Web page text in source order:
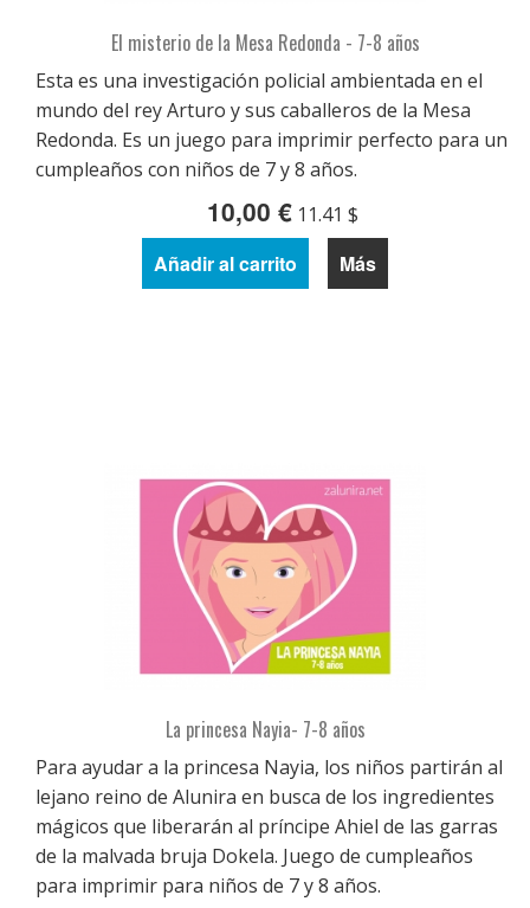
El misterio de la Mesa Redonda - 7-8 años
Esta es una investigación policial ambientada en el
mundo del rey Arturo y sus caballeros de la Mesa
Redonda. Es un juego para imprimir perfecto para un
cumpleaños con niños de 7 y 8 años.
10,00 € 11.41 $
Añadir al carrito Más
La princesa Nayia- 7-8 años
Para ayudar a la princesa Nayia, los niños partirán al
lejano reino de Alunira en busca de los ingredientes
mágicos que liberarán al príncipe Ahiel de las garras
de la malvada bruja Dokela. Juego de cumpleaños
para imprimir para niños de 7 y 8 años.